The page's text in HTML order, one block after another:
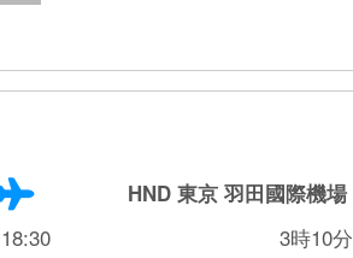
HND 東京 羽田國際機場
18:30 3時10分